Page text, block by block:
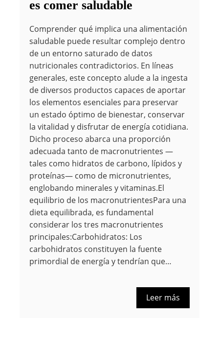
es comer saludable
Comprender qué implica una alimentación
saludable puede resultar complejo dentro
de un entorno saturado de datos
nutricionales contradictorios. En líneas
generales, este concepto alude a la ingesta
de diversos productos capaces de aportar
los elementos esenciales para preservar
un estado óptimo de bienestar, conservar
la vitalidad y disfrutar de energía cotidiana.
Dicho proceso abarca una proporción
adecuada tanto de macronutrientes —
tales como hidratos de carbono, lípidos y
proteínas— como de micronutrientes,
englobando minerales y vitaminas.El
equilibrio de los macronutrientesPara una
dieta equilibrada, es fundamental
considerar los tres macronutrientes
principales:Carbohidratos: Los
carbohidratos constituyen la fuente
primordial de energía y tendrían que…
Leer más